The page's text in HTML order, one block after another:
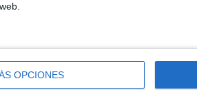
OPCIONES
Ouahbi, demuestra que
el respeto a la ley" con un
disfrute, seguridad y
que recuerda, entre otros